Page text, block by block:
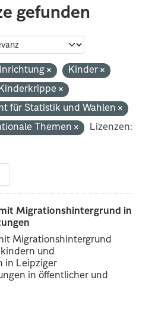
gefunden
Kinder
Kinderkrippe
für Statistik und Wahlen
Themen
Lizenzen:
Migrationshintergrund in
Migrationshintergrund
und
in Leipziger
in öffentlicher und